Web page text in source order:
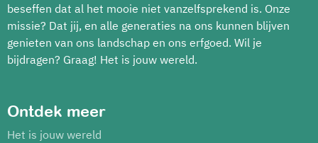
beseffen dat al het mooie niet vanzelfsprekend is. Onze
missie? Dat jij, en alle generaties na ons kunnen blijven
genieten van ons landschap en ons erfgoed. Wil je
bijdragen? Graag! Het is jouw wereld.
Ontdek meer
Het is jouw wereld